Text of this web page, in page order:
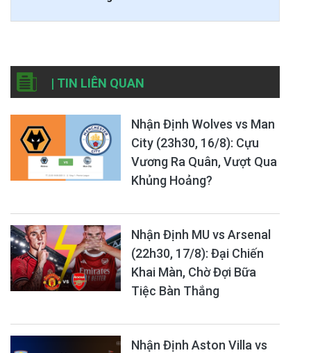
| TIN LIÊN QUAN
Nhận Định Wolves vs Man
City (23h30, 16/8): Cựu
Vương Ra Quân, Vượt Qua
Khủng Hoảng?
Nhận Định MU vs Arsenal
(22h30, 17/8): Đại Chiến
Khai Màn, Chờ Đợi Bữa
Tiệc Bàn Thắng
Nhận Định Aston Villa vs